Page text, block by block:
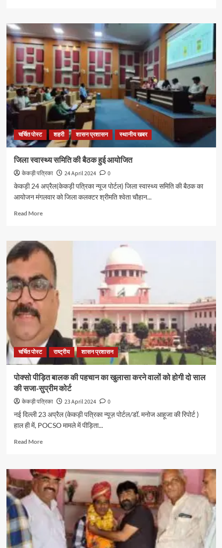
चर्चित पोस्ट शहरी शासन प्रशासन स्थानीय खबर
जिला स्वास्थ्य समिति की बैठक हुई आयोजित
केकड़ी पत्रिका 24 April 2024
0
केकड़ी 24 अप्रैल(केकड़ी पत्रिका न्यूज पोर्टल) जिला स्वास्थ्य समिति की बैठक का
आयोजन मंगलवार को जिला कलक्टर श्रीमति श्वेता चौहान...
Read More
चर्चित पोस्ट राष्ट्रीय शासन प्रशासन
पोक्सो पीड़ित बालक की पहचान का खुलासा करने वालों को होगी दो साल
की सजा-सुप्रीम कोर्ट
केकड़ी पत्रिका 23 April 2024
0
नई दिल्ली 23 अप्रैल (केकड़ी पत्रिका न्यूज़ पोर्टल/डॉ. मनोज आहूजा की रिपोर्ट )
हाल ही में, POCSO मामले में पीड़िता...
Read More